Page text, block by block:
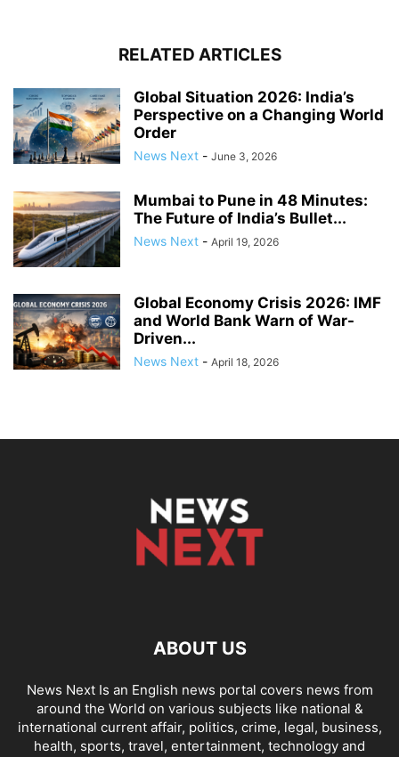
RELATED ARTICLES
Global Situation 2026: India’s
Perspective on a Changing World
Order
News Next - June 3, 2026
Mumbai to Pune in 48 Minutes:
The Future of India’s Bullet...
News Next - April 19, 2026
Global Economy Crisis 2026: IMF
and World Bank Warn of War-
Driven...
News Next - April 18, 2026
ABOUT US
News Next Is an English news portal covers news from
around the World on various subjects like national &
international current affair, politics, crime, legal, business,
health, sports, travel, entertainment, technology and